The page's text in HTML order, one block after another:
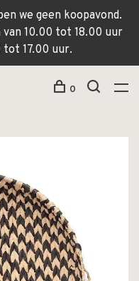
we geen koopavond.
van 10.00 tot 18.00 uur
tot 17.00 uur.
0